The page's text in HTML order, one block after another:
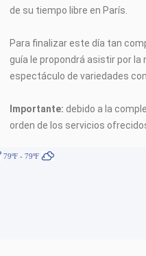
de su tiempo libre en París.
Para finalizar este día tan
guía le propondrá asistir por la
espectáculo de variedades
Importante: debido a la
orden de los servicios
79ºF - 79ºF